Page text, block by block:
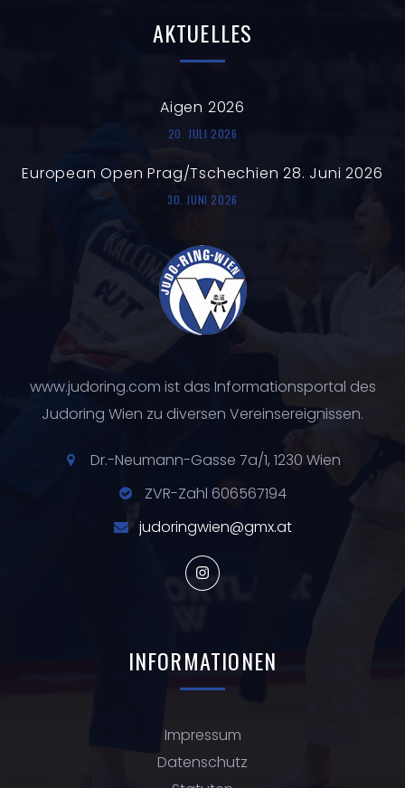
AKTUELLES
Aigen 2026
20. JULI 2026
European Open Prag/Tschechien 28. Juni 2026
30. JUNI 2026
www.judoring.com ist das Informationsportal des
Judoring Wien zu diversen Vereinsereignissen.
Dr.-Neumann-Gasse 7a/1, 1230 Wien
ZVR-Zahl 606567194
judoringwien@gmx.at
INFORMATIONEN
Impressum
Datenschutz